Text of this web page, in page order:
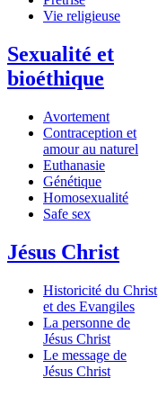
Vie religieuse
Sexualité et
bioéthique
Avortement
Contraception et
amour au naturel
Euthanasie
Génétique
Homosexualité
Safe sex
Jésus Christ
Historicité du Christ
et des Evangiles
La personne de
Jésus Christ
Le message de
Jésus Christ